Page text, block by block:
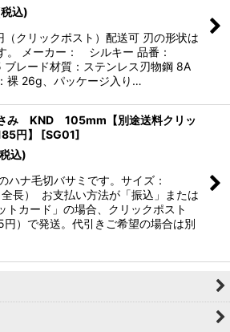
込)
（クリックポスト）配送可 刃の形状は
。 メーカー： シルキー 品番：
ブレード材質：ステンレス刃物鋼 8A
裸 26g、パッケージ入り…
み KND 105mm【別途送料クリッ
円】
[SG01]
込)
ハナ毛切バサミです。サイズ：
長） お支払い方法が「振込」または
トカード」の場合、クリックポスト
円）で発送。代引きご希望の場合は別